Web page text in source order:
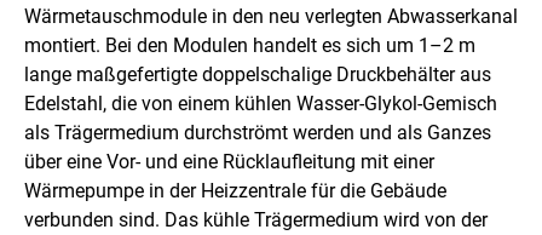
Wärmetauschmodule in den neu verlegten Abwasserkanal
montiert. Bei den Modulen handelt es sich um 1–2 m
lange maßgefertigte doppelschalige Druckbehälter aus
Edelstahl, die von einem kühlen Wasser-Glykol-Gemisch
als Trägermedium durchströmt werden und als Ganzes
über eine Vor- und eine Rücklaufleitung mit einer
Wärmepumpe in der Heizzentrale für die Gebäude
verbunden sind. Das kühle Trägermedium wird von der